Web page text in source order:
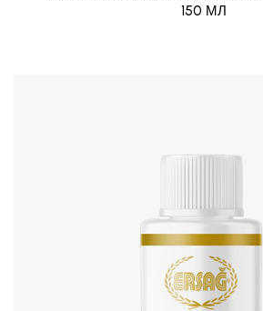
150 МЛ